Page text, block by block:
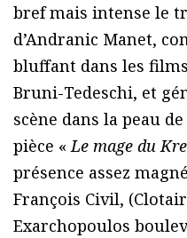
bref mais intense le
d’Andranic Manet,
bluffant dans les
Bruni-Tedeschi, et
scène dans la peau
pièce «Le mage du
présence assez
François Civil,
Exarchopoulos